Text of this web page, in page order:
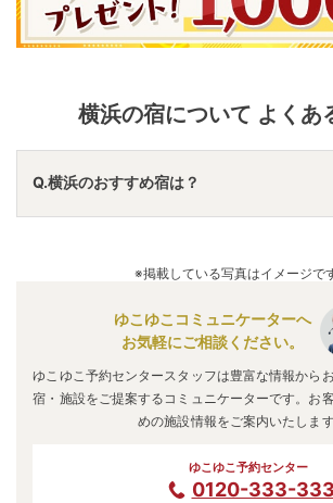
横浜の宿について よくあ
Q.横浜のおすすめ宿は？
すめの宿泊先です。※掲載している写真はイメージで
ゆこゆこコミュニケーターへ
お気軽にご相談ください。
ゆこゆこ予約センタースタッフは豊富な情報から
宿・施設をご提案するコミュニケーターです。お
めの施設情報をご案内いたします
ゆこゆこ予約センター
0120-333-333